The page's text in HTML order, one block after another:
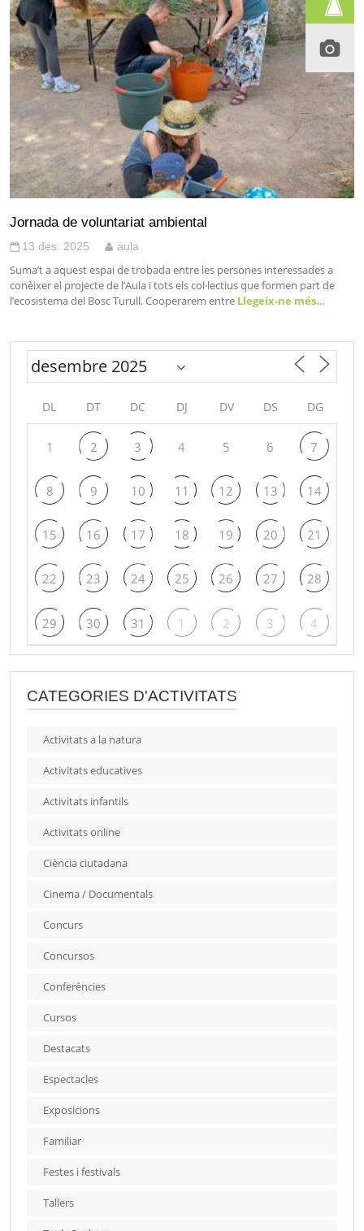
Jornada de voluntariat ambiental
13 des. 2025 aula
Suma’t a aquest espai de trobada entre les persones interessades a
conèixer el projecte de l’Aula i tots els col·lectius que formen part de
l’ecosistema del Bosc Turull. Cooperarem entre Llegeix-ne més…
DL DT DC DJ DV DS DG
1 2 3 4 5 6 7
8 9 10 11 12 13 14
15 16 17 18 19 20 21
22 23 24 25 26 27 28
29 30 31 1 2 3 4
CATEGORIES D'ACTIVITATS
Activitats a la natura
Activitats educatives
Activitats infantils
Activitats online
Ciència ciutadana
Cinema / Documentals
Concurs
Concursos
Conferències
Cursos
Destacats
Espectacles
Exposicions
Familiar
Festes i festivals
Tallers